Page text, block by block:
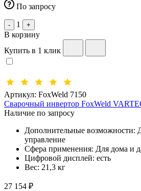
По запросу
- 1 +
В корзину
Купить в 1 клик
Артикул: FoxWeld 7150
Сварочный инвертор FoxWeld
Наличие по запросу
Дополнительные возможности:
управление
Сфера применения: Для дома и
Цифровой дисплей: есть
Вес: 21,3 кг
27 154 ₽